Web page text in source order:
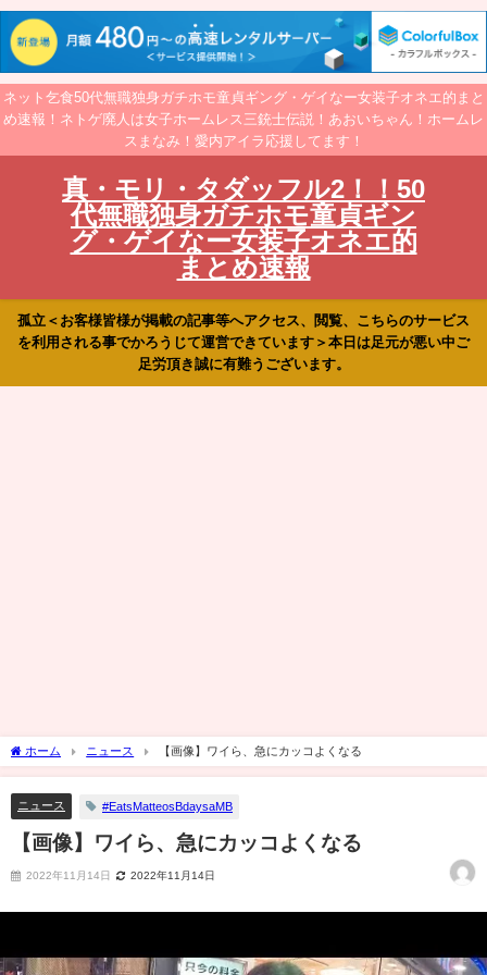
ネット乞食50代無職独身ガチホモ童貞ギング・ゲイなー女装子オネエ的まと
め速報！ネトゲ廃人は女子ホームレス三銃士伝説！あおいちゃん！ホームレ
スまなみ！愛内アイラ応援してます！
真・モリ・タダッフル2！！50
代無職独身ガチホモ童貞ギン
グ・ゲイなー女装子オネエ的
まとめ速報
孤立＜お客様皆様が掲載の記事等へアクセス、閲覧、こちらのサービス
を利用される事でかろうじて運営できています＞本日は足元が悪い中ご
足労頂き誠に有難うございます。
ホーム ニュース 【画像】ワイら、急にカッコよくなる
ニュース #EatsMatteosBdaysaMB
【画像】ワイら、急にカッコよくなる
2022年11月14日 2022年11月14日